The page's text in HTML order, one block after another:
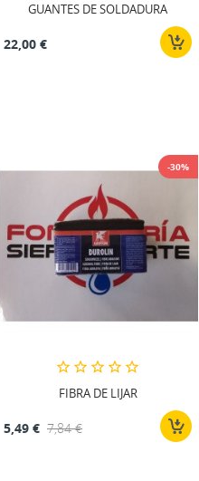
GUANTES DE SOLDADURA
22,00 €
-30%
FIBRA DE LIJAR
5,49 € 7,84 €